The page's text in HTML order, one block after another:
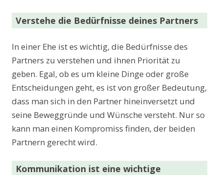
Verstehe die Bedürfnisse deines Partners
In einer Ehe ist es wichtig, die Bedürfnisse des
Partners zu verstehen und ihnen Priorität zu
geben. Egal, ob es um kleine Dinge oder große
Entscheidungen geht, es ist von großer Bedeutung,
dass man sich in den Partner hineinversetzt und
seine Beweggründe und Wünsche versteht. Nur so
kann man einen Kompromiss finden, der beiden
Partnern gerecht wird.
Kommunikation ist eine wichtige